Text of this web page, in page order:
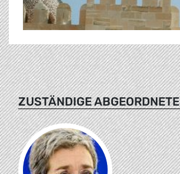
ZUSTÄNDIGE ABGEORDNETE